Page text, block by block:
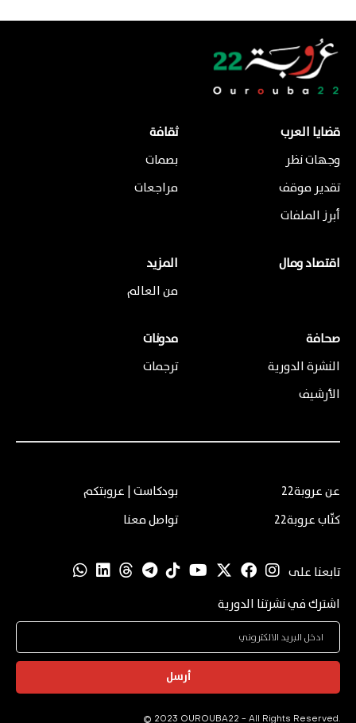
قضايا العرب
وجهات نظر
تقدير موقف
أبرز الملفات
ثقافة
بصمات
مراجعات
اقتصاد ومال
المزيد
من العالم
صحافة
النشرة الدورية
الأرشيف
مدونات
ترجمات
عن عروبة22
كتّاب عروبة22
بودكاست | عروبتكم
تواصل معنا
تابعنا على
اشترك في نشرتنا الدورية
أرسل
© 2023 OUROUBA22 - All Rights Reserved.